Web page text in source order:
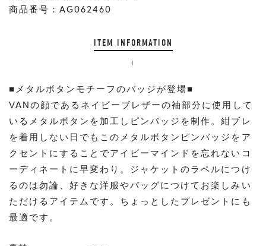
商品番号：AG062460
ITEM INFORMATION
■メタルボタンモチーフのバッジが登場■
VANの顔であるネイビーブレザーの袖部分に使用して
いるメタルボタンを加工しピンバッジを制作。紺ブレ
を着用しない日でもこのメタルボタンピンバッジをア
クセントにすることでアイビーマインドを忘れないコ
ーディネートに早変わり。ジャケットのラペルにつけ
るのは勿論、好きな洋服やバッグにつけてお楽しみい
ただけるアイテムです。ちょっとしたプレゼントにも
最適です。